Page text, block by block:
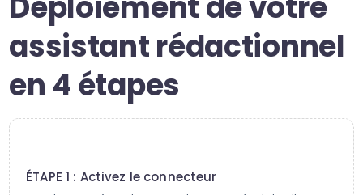
assistant rédactionnel
en 4 étapes
ÉTAPE 1 : Activez le connecteur